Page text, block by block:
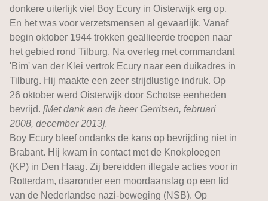
donkere uiterlijk viel Boy Ecury in Oisterwijk erg op.
En het was voor verzetsmensen al gevaarlijk. Vanaf
begin oktober 1944 trokken geallieerde troepen naar
het gebied rond Tilburg. Na overleg met commandant
'Bim' van der Klei vertrok Ecury naar een duikadres in
Tilburg. Hij maakte een zeer strijdlustige indruk. Op
26 oktober werd Oisterwijk door Schotse eenheden
bevrijd. [Met dank aan de heer Gerritsen, februari
2008, december 2013].
Boy Ecury bleef ondanks de kans op bevrijding niet in
Brabant. Hij kwam in contact met de Knokploegen
(KP) in Den Haag. Zij bereidden illegale acties voor in
Rotterdam, daaronder een moordaanslag op een lid
van de Nederlandse nazi-beweging (NSB). Op